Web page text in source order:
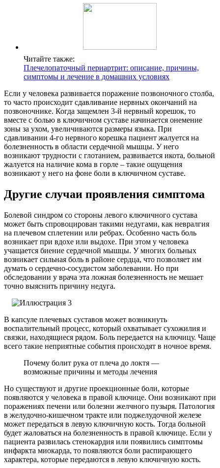
Читайте также:
Плечелопаточный периартрит: описание, причины,
симптомы и лечение в домашних условиях
Если у человека развивается поражение позвоночного столба,
то часто происходит сдавливание нервных окончаний на
позвоночнике. Когда защемлен 3-й нервный корешок, то
вместе с болью в ключичном суставе начинается онемение
зоны за ухом, увеличиваются размеры языка. При
сдавливании 4-го нервного корешка пациент жалуется на
болезненность в области сердечной мышцы. У него
возникают трудности с глотанием, развивается икота, больной
жалуется на наличие кома в горле – такие ощущения
возникают у него на фоне боли в ключичном суставе.
Другие случаи проявления симптома
Болевой синдром со стороны левого ключичного сустава
может быть спровоцирован такими недугами, как невралгия
на плечевом сплетении или ребрах. Особенно часть боль
возникает при вдохе или выдохе. При этом у человека
учащается биение сердечной мышцы. У многих больных
возникает сильная боль в районе сердца, что позволяет им
думать о сердечно-сосудистом заболевании. Но при
обследовании у врача эта ложная болезненность не мешает
точно выяснить причину недуга.
В капсуле плечевых суставов может возникнуть
воспалительный процесс, который охватывает сухожилия и
связки, находящиеся рядом. Боль передается на ключицу. Чаще
всего такие неприятные события происходят в ночное время.
Почему болит рука от плеча до локтя —
возможные причины и методы лечения
Но существуют и другие проекционные боли, которые
появляются у человека в правой ключице. Они возникают при
поражениях печени или болезни желчного пузыря. Патология
в желудочно-кишечном тракте или поджелудочной железе
может передаться в левую ключичную кость. Тогда больной
будет жаловаться на болезненность в правой ключице. Если у
пациента развилась стенокардия или появились симптомы
инфаркта миокарда, то появляются боли распирающего
характера, которые передаются в левую ключичную кость.